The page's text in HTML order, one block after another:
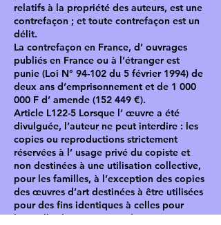
relatifs à la propriété des auteurs, est une
contrefaçon ; et toute contrefaçon est un
délit.
La contrefaçon en France, d’ ouvrages
publiés en France ou à l’étranger est
punie (Loi N° 94-102 du 5 février 1994) de
deux ans d’emprisonnement et de 1 000
000 F d’ amende (152 449 €).
Article L122-5 Lorsque l’ œuvre a été
divulguée, l’auteur ne peut interdire : les
copies ou reproductions strictement
réservées à l’ usage privé du copiste et
non destinées à une utilisation collective,
pour les familles, à l’exception des copies
des œuvres d’art destinées à être utilisées
pour des fins identiques à celles pour
lesquelles l’œuvre originale a été créée